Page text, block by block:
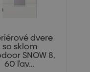
dvere
so sklom
SNOW 8,
60 ľav...